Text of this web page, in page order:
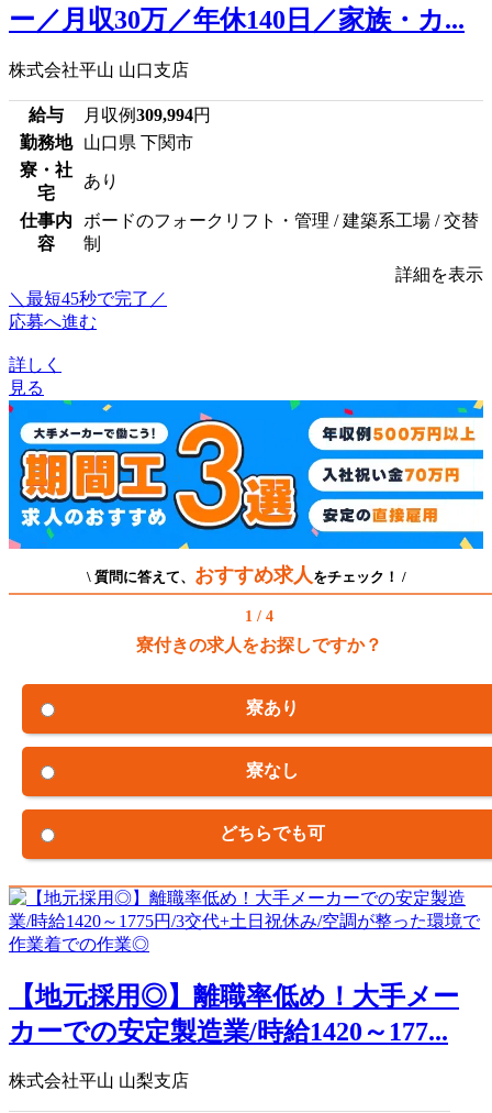
ー／月収30万／年休140日／家族・カ...
株式会社平山 山口支店
給与 月収例309,994円
勤務地
山口県 下関市
寮・社
宅
あり
仕事内
容
ボードのフォークリフト・管理 / 建築系工場 / 交替
制
詳細を表示
＼最短45秒で完了／
応募へ進む
詳しく
見る
\ 質問に答えて、 おすすめ求人 をチェック！ /
1 / 4
寮付きの求人をお探しですか？
寮あり
寮なし
どちらでも可
【地元採用◎】離職率低め！大手メー
カーでの安定製造業/時給1420～177...
株式会社平山 山梨支店